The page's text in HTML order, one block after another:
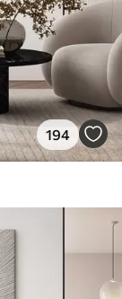
194